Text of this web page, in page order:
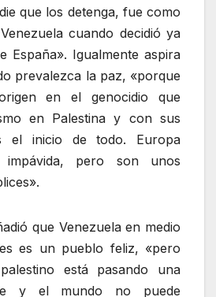
que los detenga, fue como
cuando decidió ya
España». Igualmente aspira
prevalezca la paz, «porque
en el genocidio que
en Palestina y con sus
el inicio de todo. Europa
impávida, pero son unos
que Venezuela en medio
es un pueblo feliz, «pero
está pasando una
y el mundo no puede